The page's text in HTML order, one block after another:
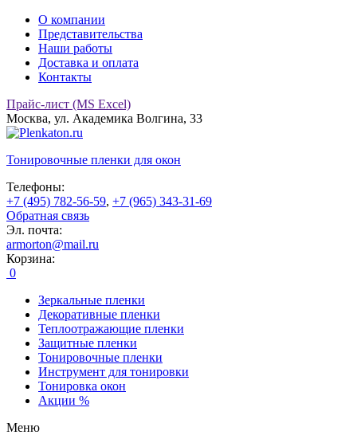
О компании
Представительства
Наши работы
Доставка и оплата
Контакты
Прайс-лист (MS Excel)
Москва, ул. Академика Волгина, 33
Тонировочные пленки для окон
Телефоны:
+7 (495) 782-56-59, +7 (965) 343-31-69
Обратная связь
Эл. почта:
armorton@mail.ru
Корзина:
0
Зеркальные пленки
Декоративные пленки
Теплоотражающие пленки
Защитные пленки
Тонировочные пленки
Инструмент для тонировки
Тонировка окон
Акции %
Меню